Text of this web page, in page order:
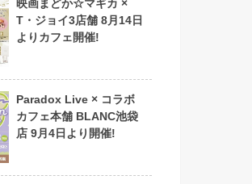
映画まどか☆マギカ ×
T・ジョイ3店舗 8月14日
よりカフェ開催!
Paradox Live × コラボ
カフェ本舗 BLANC池袋
店 9月4日より開催!